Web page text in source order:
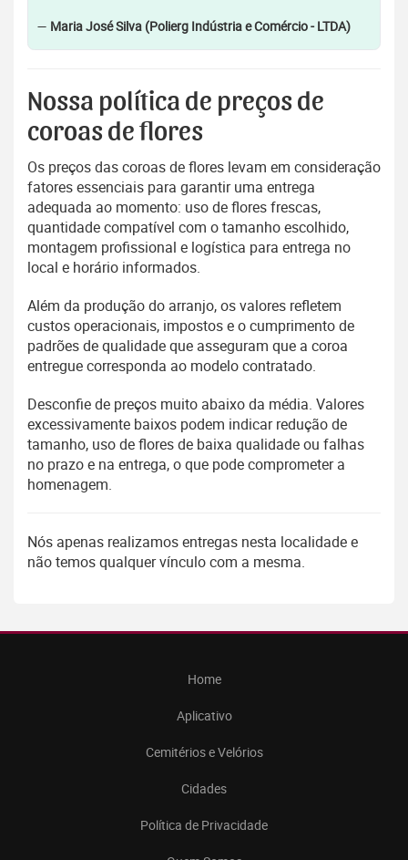
— Maria José Silva (Polierg Indústria e Comércio - LTDA)
Nossa política de preços de
coroas de flores
Os preços das coroas de flores levam em consideração
fatores essenciais para garantir uma entrega
adequada ao momento: uso de flores frescas,
quantidade compatível com o tamanho escolhido,
montagem profissional e logística para entrega no
local e horário informados.
Além da produção do arranjo, os valores refletem
custos operacionais, impostos e o cumprimento de
padrões de qualidade que asseguram que a coroa
entregue corresponda ao modelo contratado.
Desconfie de preços muito abaixo da média. Valores
excessivamente baixos podem indicar redução de
tamanho, uso de flores de baixa qualidade ou falhas
no prazo e na entrega, o que pode comprometer a
homenagem.
Nós apenas realizamos entregas nesta localidade e
não temos qualquer vínculo com a mesma.
Home
Aplicativo
Cemitérios e Velórios
Cidades
Política de Privacidade